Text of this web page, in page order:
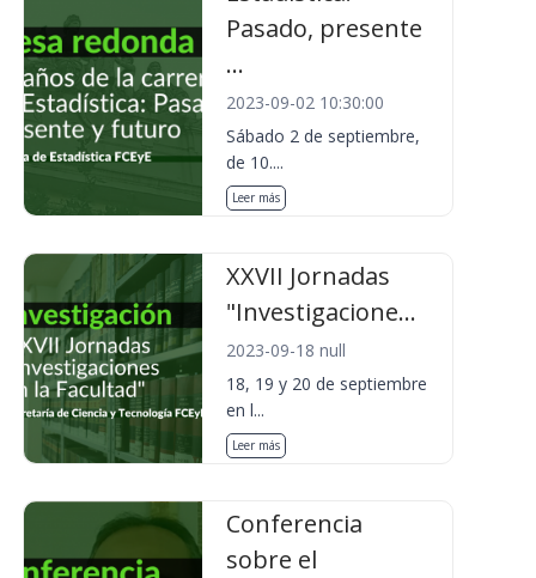
Pasado, presente
...
2023-09-02 10:30:00
Sábado 2 de septiembre,
de 10....
Leer más
XXVII Jornadas
"Investigacione...
2023-09-18 null
18, 19 y 20 de septiembre
en l...
Leer más
Conferencia
sobre el